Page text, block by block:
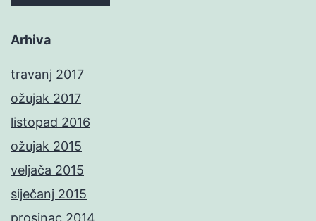
Arhiva
travanj 2017
ožujak 2017
listopad 2016
ožujak 2015
veljača 2015
siječanj 2015